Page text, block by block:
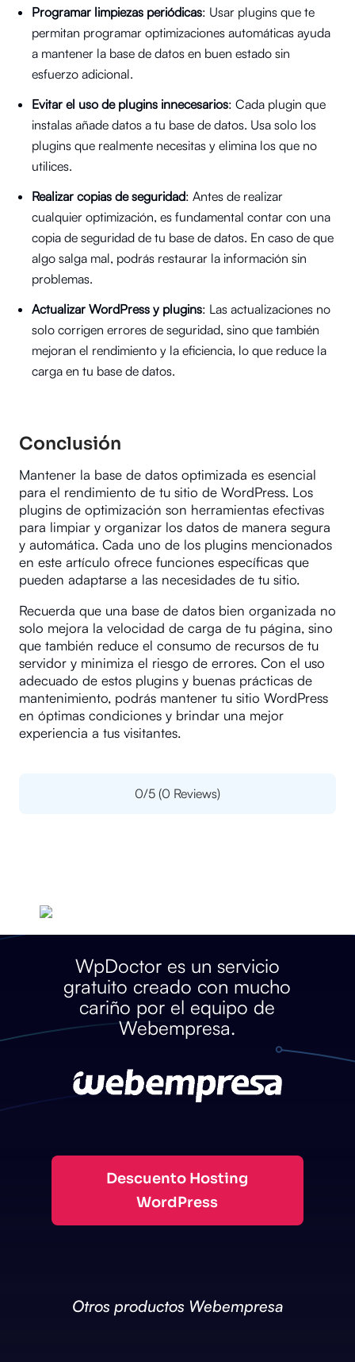
Programar limpiezas periódicas: Usar plugins que te
permitan programar optimizaciones automáticas ayuda
a mantener la base de datos en buen estado sin
esfuerzo adicional.
Evitar el uso de plugins innecesarios: Cada plugin que
instalas añade datos a tu base de datos. Usa solo los
plugins que realmente necesitas y elimina los que no
utilices.
Realizar copias de seguridad: Antes de realizar
cualquier optimización, es fundamental contar con una
copia de seguridad de tu base de datos. En caso de que
algo salga mal, podrás restaurar la información sin
problemas.
Actualizar WordPress y plugins: Las actualizaciones no
solo corrigen errores de seguridad, sino que también
mejoran el rendimiento y la eficiencia, lo que reduce la
carga en tu base de datos.
Conclusión
Mantener la base de datos optimizada es esencial
para el rendimiento de tu sitio de WordPress. Los
plugins de optimización son herramientas efectivas
para limpiar y organizar los datos de manera segura
y automática. Cada uno de los plugins mencionados
en este artículo ofrece funciones específicas que
pueden adaptarse a las necesidades de tu sitio.
Recuerda que una base de datos bien organizada no
solo mejora la velocidad de carga de tu página, sino
que también reduce el consumo de recursos de tu
servidor y minimiza el riesgo de errores. Con el uso
adecuado de estos plugins y buenas prácticas de
mantenimiento, podrás mantener tu sitio WordPress
en óptimas condiciones y brindar una mejor
experiencia a tus visitantes.
0/5 (0 Reviews)
WpDoctor es un servicio
gratuito creado con mucho
cariño por el equipo de
Webempresa.
Descuento Hosting
WordPress
Otros productos Webempresa